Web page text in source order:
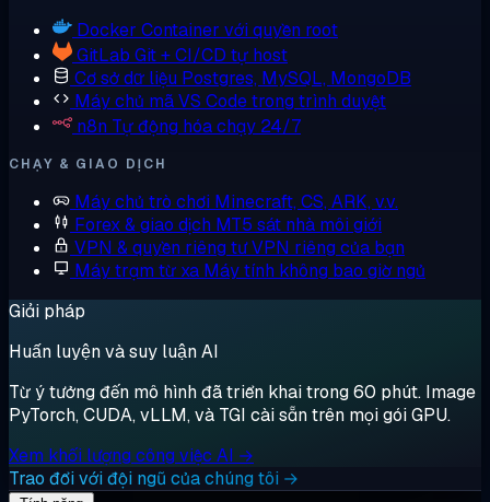
Docker Container với quyền root
GitLab Git + CI/CD tự host
Cơ sở dữ liệu Postgres, MySQL, MongoDB
Máy chủ mãVS Code trong trình duyệt
n8n Tự động hóa chạy 24/7
CHẠY & GIAO DỊCH
Máy chủ trò chơi Minecraft, CS, ARK, v.v.
Forex & giao dịch MT5 sát nhà môi giới
VPN & quyền riêng tưVPN riêng của bạn
Máy trạm từ xa Máy tính không bao giờ ngủ
Giải pháp
Huấn luyện và suy luận AI
Từ ý tưởng đến mô hình đã triển khai trong 60 phút. Image
PyTorch, CUDA, vLLM, và TGI cài sẵn trên mọi gói GPU.
Xem khối lượng công việc AI →
Trao đổi với đội ngũ của chúng tôi →